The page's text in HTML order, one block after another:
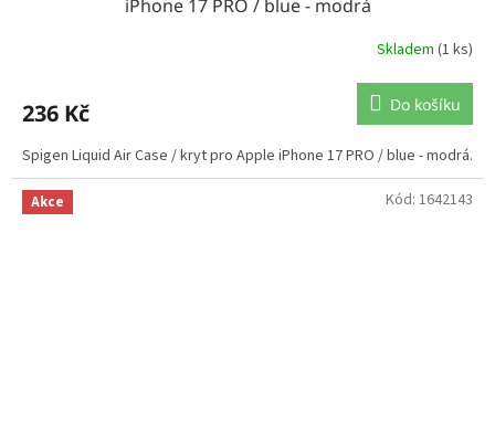
iPhone 17 PRO / blue - modrá
Skladem (1 ks)
236 Kč Do košíku
Spigen Liquid Air Case / kryt pro Apple iPhone 17 PRO / blue - modrá.
Akce Kód: 1642143